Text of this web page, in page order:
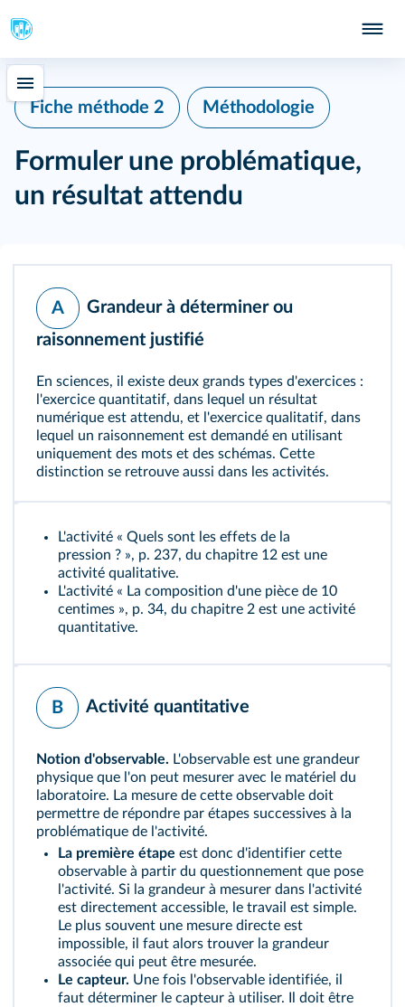
Fiche méthode 2 Méthodologie
Formuler une problématique,
un résultat attendu
A
Grandeur à déterminer ou
raisonnement justifié
En sciences, il existe deux grands types d'exercices :
l'exercice quantitatif, dans lequel un résultat
numérique est attendu, et l'exercice qualitatif, dans
lequel un raisonnement est demandé en utilisant
uniquement des mots et des schémas. Cette
distinction se retrouve aussi dans les activités.
L'activité « Quels sont les effets de la
pression ? », p. 237, du chapitre 12 est une
activité qualitative.
L'activité « La composition d'une pièce de 10
centimes », p. 34, du chapitre 2 est une activité
quantitative.
B Activité quantitative
Notion d'observable. L'observable est une grandeur
physique que l'on peut mesurer avec le matériel du
laboratoire. La mesure de cette observable doit
permettre de répondre par étapes successives à la
problématique de l'activité.
La première étape est donc d'identifier cette
observable à partir du questionnement que pose
l'activité. Si la grandeur à mesurer dans l'activité
est directement accessible, le travail est simple.
Le plus souvent une mesure directe est
impossible, il faut alors trouver la grandeur
associée qui peut être mesurée.
Le capteur. Une fois l'observable identifiée, il
faut déterminer le capteur à utiliser. Il doit être